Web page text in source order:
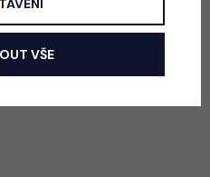
Jak vybrat správnou velikost?
VŠE